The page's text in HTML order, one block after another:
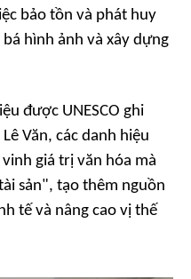
bảo tồn và phát huy
hình ảnh và xây dựng
được UNESCO ghi
Văn, các danh hiệu
giá trị văn hóa mà
sản", tạo thêm nguồn
tế và nâng cao vị thế